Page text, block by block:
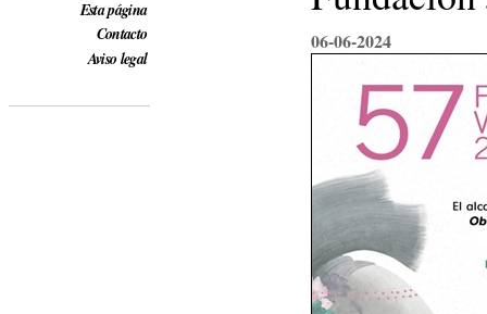
Esta página
Contacto
Aviso legal
06-06-2024